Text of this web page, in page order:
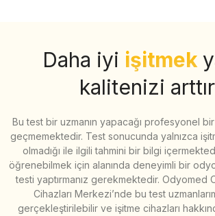
Daha iyi işitmek
kalitenizi
Bu test bir uzmanın yapacağı profesyonel
geçmemektedir. Test sonucunda yalnızca
olmadığı ile ilgili tahmini bir bilgi
öğrenebilmek için alanında deneyimli bir
testi yaptırmanız gerekmektedir. Odyomed
Cihazları Merkezi’nde bu test
gerçekleştirilebilir ve işitme cihazları